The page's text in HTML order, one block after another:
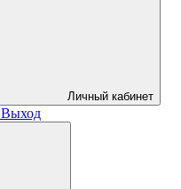
Личный кабинет
Выход